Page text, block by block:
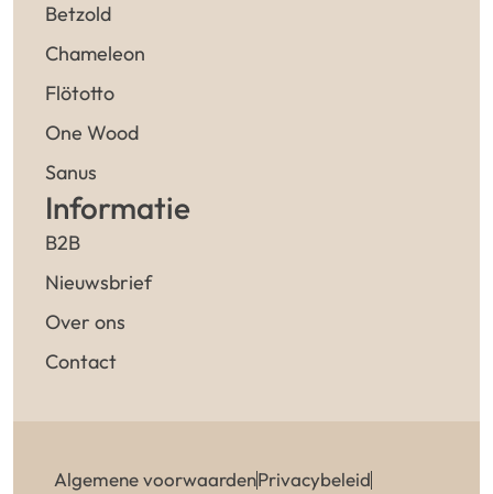
Betzold
Chameleon
Flötotto
One Wood
Sanus
Informatie
B2B
Nieuwsbrief
Over ons
Contact
Algemene voorwaardenPrivacybeleid